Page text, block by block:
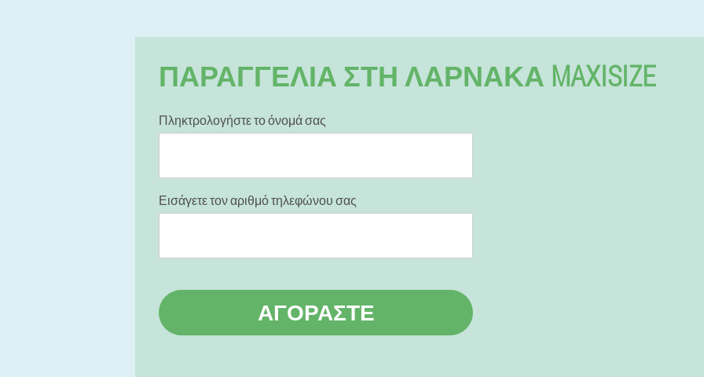
ΠΑΡΑΓΓΕΛΊΑ ΣΤΗ ΛΆΡΝΑΚΑ MAXISIZE
Πληκτρολογήστε το όνομά σας
Εισάγετε τον αριθμό τηλεφώνου σας
ΑΓΟΡΆΣΤΕ